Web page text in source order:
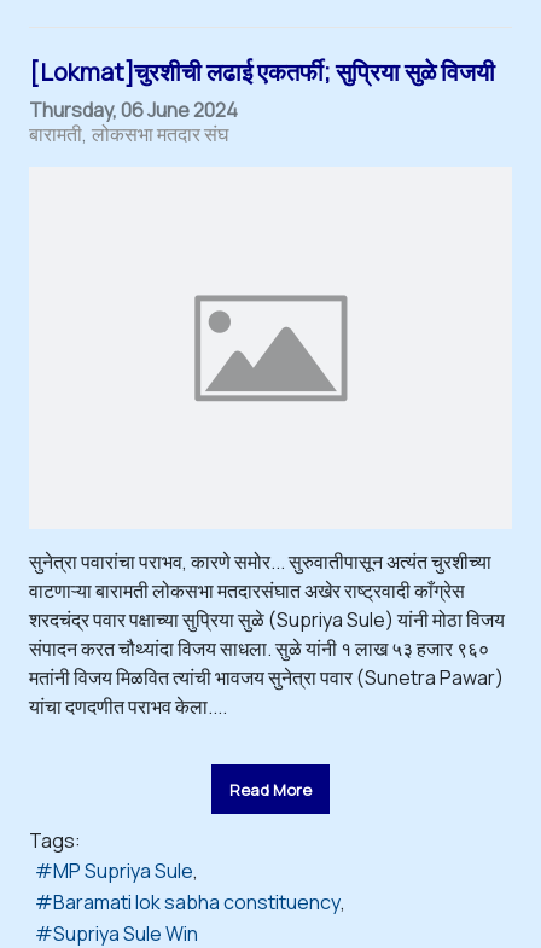
[Lokmat]चुरशीची लढाई एकतर्फी; सुप्रिया सुळे विजयी
Thursday, 06 June 2024
बारामती लोकसभा मतदार संघ
सुनेत्रा पवारांचा पराभव, कारणे समोर... सुरुवातीपासून अत्यंत चुरशीच्या
वाटणाऱ्या बारामती लोकसभा मतदारसंघात अखेर राष्ट्रवादी काँग्रेस
शरदचंद्र पवार पक्षाच्या सुप्रिया सुळे (Supriya Sule) यांनी मोठा विजय
संपादन करत चौथ्यांदा विजय साधला. सुळे यांनी १ लाख ५३ हजार ९६०
मतांनी विजय मिळवित त्यांची भावजय सुनेत्रा पवार (Sunetra Pawar)
यांचा दणदणीत पराभव केला....
Read More
Tags:
MP Supriya Sule
Baramati lok sabha constituency
Supriya Sule Win